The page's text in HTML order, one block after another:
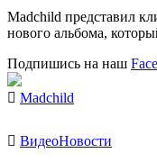
Madchild представил
нового альбома,
Подпишись на наш
Madchild
ВидеоНовости